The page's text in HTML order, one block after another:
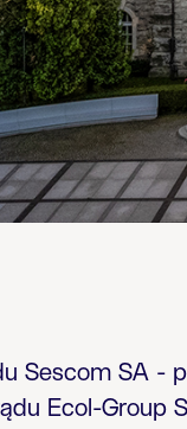
Sescom SA -
Ecol-Group